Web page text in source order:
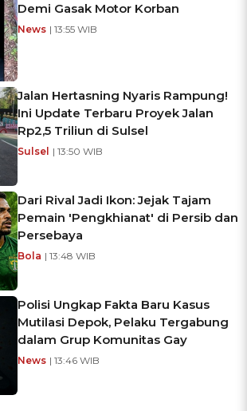
Demi Gasak Motor Korban
News | 13:55 WIB
Jalan Hertasning Nyaris Rampung!
Ini Update Terbaru Proyek Jalan
Rp2,5 Triliun di Sulsel
Sulsel | 13:50 WIB
Dari Rival Jadi Ikon: Jejak Tajam
Pemain 'Pengkhianat' di Persib dan
Persebaya
Bola | 13:48 WIB
Polisi Ungkap Fakta Baru Kasus
Mutilasi Depok, Pelaku Tergabung
dalam Grup Komunitas Gay
News | 13:46 WIB